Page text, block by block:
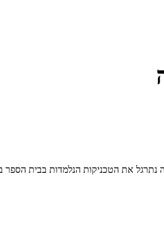
את הטכניקות הנלמדות בבית הספר